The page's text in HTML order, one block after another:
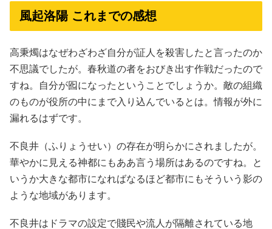
風起洛陽 これまでの感想
高秉燭はなぜわざわざ自分が証人を殺害したと言ったのか
不思議でしたが。春秋道の者をおびき出す作戦だったので
すね。自分が囮になったということでしょうか。敵の組織
のものが役所の中にまで入り込んでいるとは。情報が外に
漏れるはずです。
不良井（ふりょうせい）の存在が明らかにされましたが。
華やかに見える神都にもああ言う場所はあるのですね。と
いうか大きな都市になればなるほど都市にもそういう影の
ような地域があります。
不良井はドラマの設定で賤民や流人が隔離されている地